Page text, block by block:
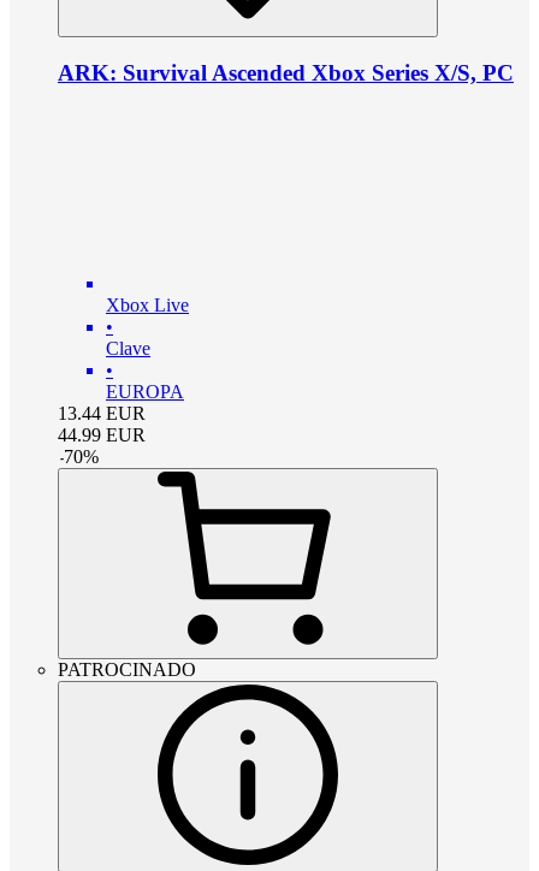
ARK: Survival Ascended Xbox Series X/S, PC
Xbox Live
•
Clave
•
EUROPA
13.44 EUR
44.99 EUR
-70%
PATROCINADO